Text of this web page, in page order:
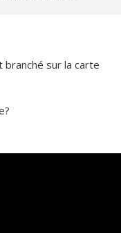
branché sur la carte